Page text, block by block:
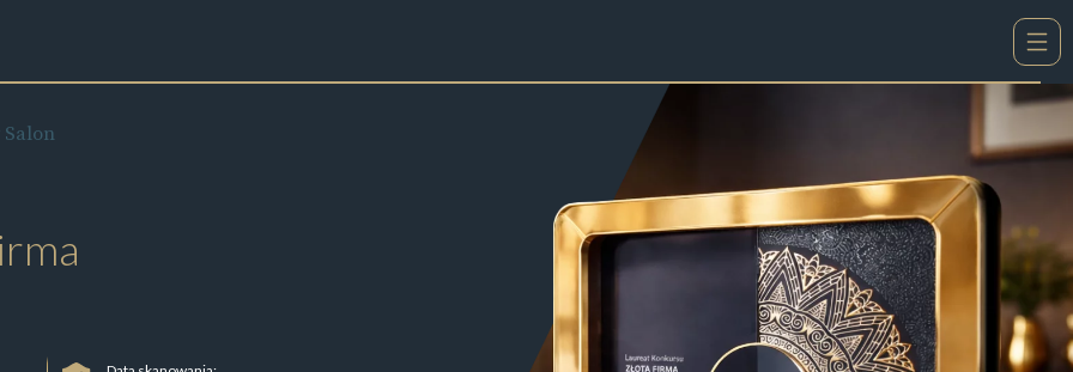
Salon